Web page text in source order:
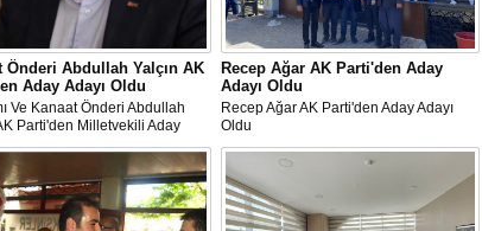
Sorunu Var
ADAY ADAYLIĞI ADIYAMAN'DA
MEMNUNİYETLE KARŞILANDI
Önderi Abdullah Yalçın AK
Aday Adayı Oldu
Ve Kanaat Önderi Abdullah
Parti'den Milletvekili Aday
Recep Ağar AK Parti'den Aday
Adayı Oldu
Recep Ağar AK Parti'den Aday Adayı
Oldu